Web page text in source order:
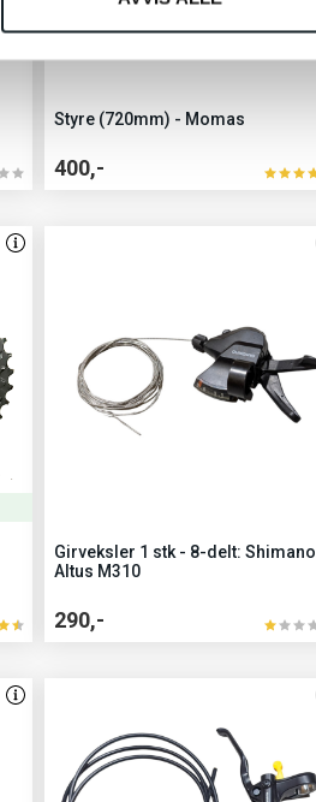
Styre (720mm) - Momas
400,-
Girveksler 1 stk - 8-delt: Shimano
Altus M310
290,-